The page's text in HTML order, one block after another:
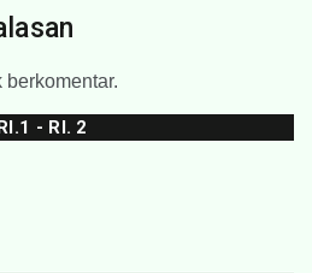
berkomentar.
- RI. 2